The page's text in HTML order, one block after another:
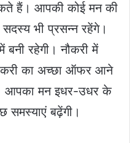
हैं। आपकी कोई मन की
सदस्य भी प्रसन्न रहेंगे।
रहेगी। नौकरी में
का अच्छा ऑफर आने
आपका मन इधर-उधर के
समस्याएं बढ़ेंगी।